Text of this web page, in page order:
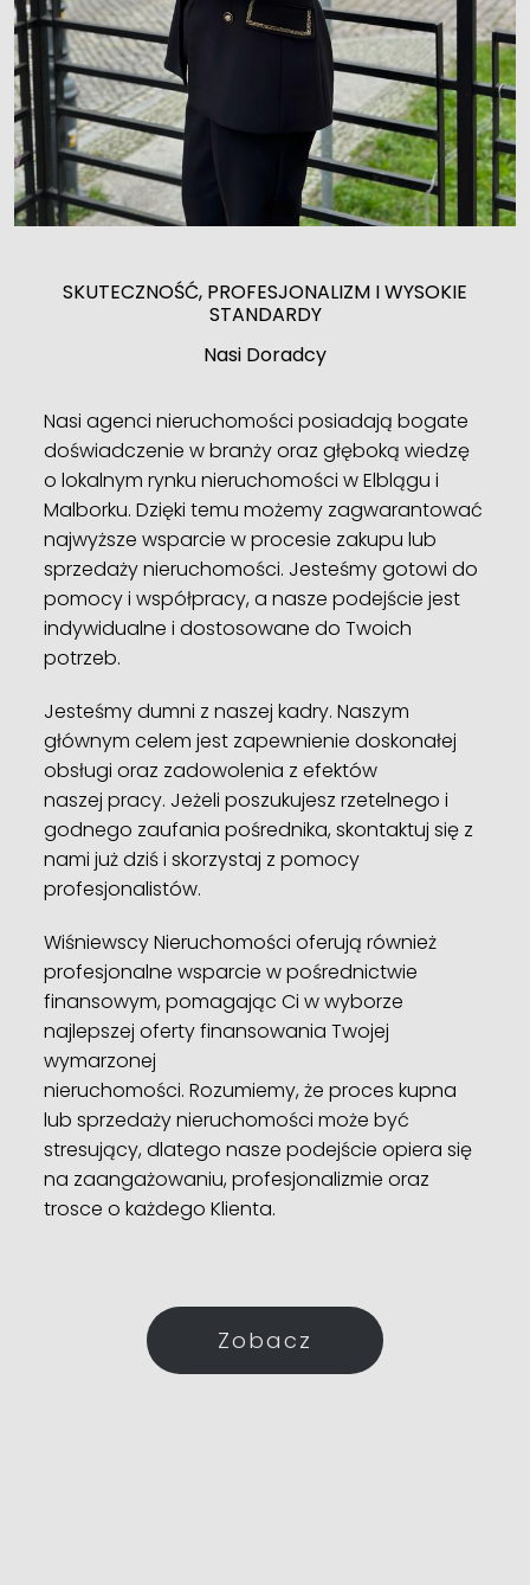
SKUTECZNOŚĆ, PROFESJONALIZM I WYSOKIE
STANDARDY
Nasi Doradcy
Nasi agenci nieruchomości posiadają bogate
doświadczenie w branży oraz głęboką wiedzę
o lokalnym rynku nieruchomości w Elblągu i
Malborku. Dzięki temu możemy zagwarantować
najwyższe wsparcie w procesie zakupu lub
sprzedaży nieruchomości. Jesteśmy gotowi do
pomocy i współpracy, a nasze podejście jest
indywidualne i dostosowane do Twoich
potrzeb.
Jesteśmy dumni z naszej kadry. Naszym
głównym celem jest zapewnienie doskonałej
obsługi oraz zadowolenia z efektów
naszej pracy. Jeżeli poszukujesz rzetelnego i
godnego zaufania pośrednika, skontaktuj się z
nami już dziś i skorzystaj z pomocy
profesjonalistów.
Wiśniewscy Nieruchomości oferują również
profesjonalne wsparcie w pośrednictwie
finansowym, pomagając Ci w wyborze
najlepszej oferty finansowania Twojej
wymarzonej
nieruchomości. Rozumiemy, że proces kupna
lub sprzedaży nieruchomości może być
stresujący, dlatego nasze podejście opiera się
na zaangażowaniu, profesjonalizmie oraz
trosce o każdego Klienta.
Zobacz